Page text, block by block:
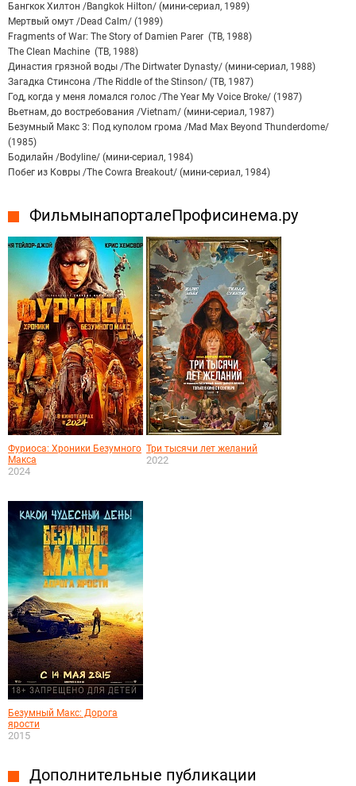
Бангкок Хилтон /Bangkok Hilton/ (мини-сериал, 1989)
Мертвый омут /Dead Calm/ (1989)
Fragments of War: The Story of Damien Parer (ТВ, 1988)
The Clean Machine (ТВ, 1988)
Династия грязной воды /The Dirtwater Dynasty/ (мини-сериал, 1988)
Загадка Стинсона /The Riddle of the Stinson/ (ТВ, 1987)
Год, когда у меня ломался голос /The Year My Voice Broke/ (1987)
Вьетнам, до востребования /Vietnam/ (мини-сериал, 1987)
Безумный Макс 3: Под куполом грома /Mad Max Beyond Thunderdome/
(1985)
Бодилайн /Bodyline/ (мини-сериал, 1984)
Побег из Ковры /The Cowra Breakout/ (мини-сериал, 1984)
Фильмы на портале Профисинема.ру
Фуриоса: Хроники Безумного
Макса
2024
Три тысячи лет желаний
2022
Безумный Макс: Дорога
ярости
2015
Дополнительные публикации